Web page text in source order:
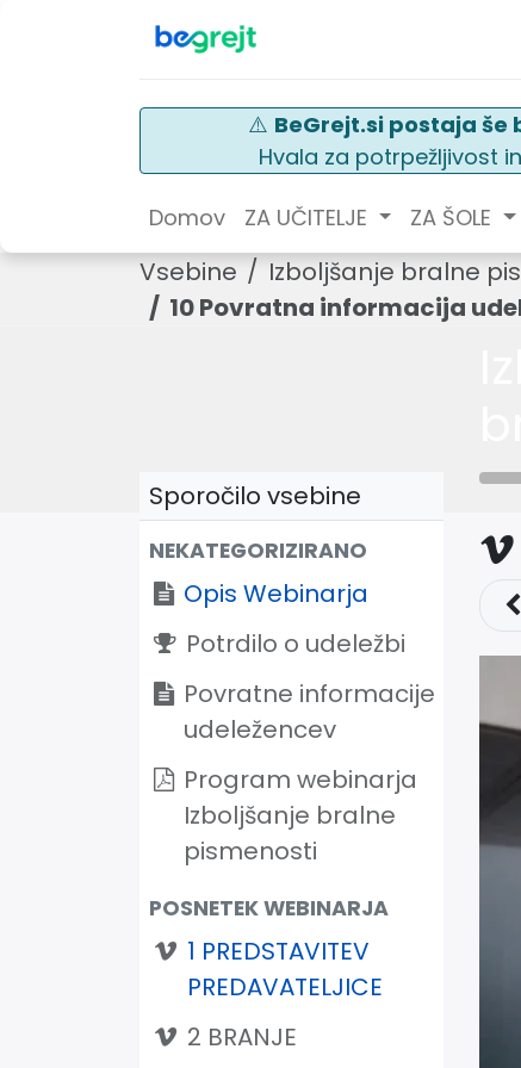
⚠️ BeGrejt.si postaja še
Hvala za potrpežljivost
Domov ZA UČITELJE ZA ŠOLE
Vsebine
Izboljšanje bralne
10 Povratna informacija
Sporočilo vsebine
NEKATEGORIZIRANO
Opis Webinarja
Potrdilo o udeležbi
Povratne informacije
udeležencev
Program webinarja
Izboljšanje bralne
pismenosti
POSNETEK WEBINARJA
1 PREDSTAVITEV
PREDAVATELJICE
2 BRANJE